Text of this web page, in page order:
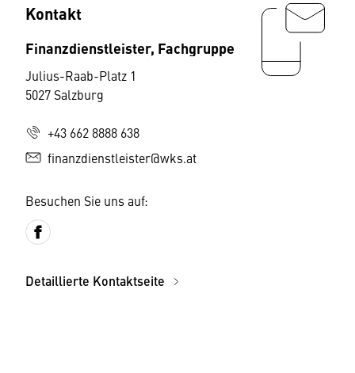
Kontakt
Finanzdienstleister, Fachgruppe
Julius-Raab-Platz 1
5027 Salzburg
+43 662 8888 638
finanzdienstleister@wks.at
Besuchen Sie uns auf:
Detaillierte Kontaktseite